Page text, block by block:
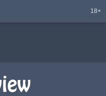
18+